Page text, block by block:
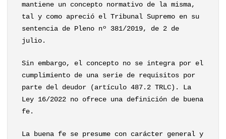
mantiene un concepto normativo de la misma,
tal y como apreció el Tribunal Supremo en su
sentencia de Pleno nº 381/2019, de 2 de
julio.
Sin embargo, el concepto no se integra por el
cumplimiento de una serie de requisitos por
parte del deudor (artículo 487.2 TRLC). La
Ley 16/2022 no ofrece una definición de buena
fe.
La buena fe se presume con carácter general y